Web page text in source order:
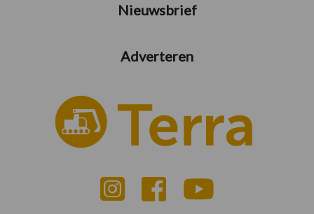
Nieuwsbrief
Adverteren